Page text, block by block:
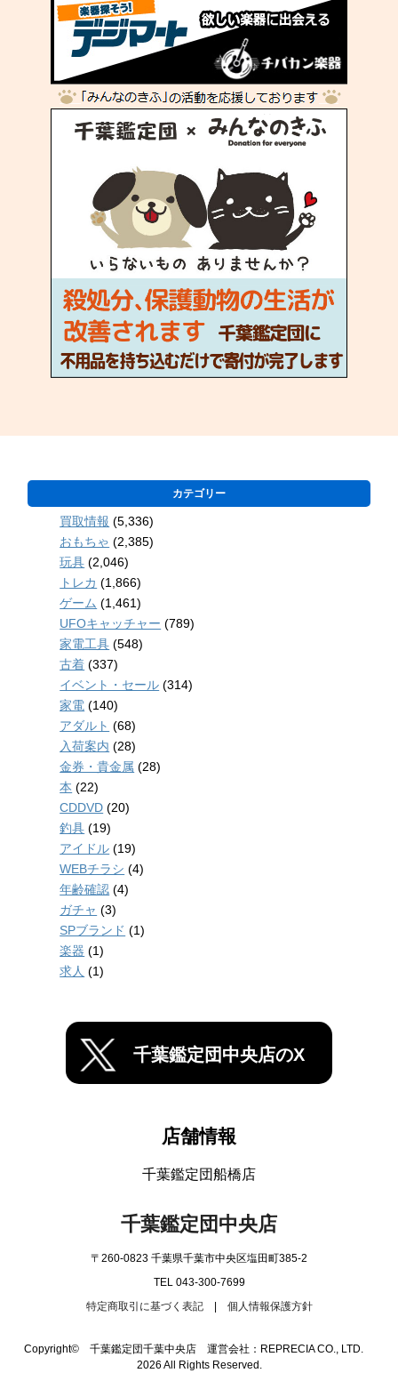
カテゴリー
買取情報 (5,336)
おもちゃ (2,385)
玩具 (2,046)
トレカ (1,866)
ゲーム (1,461)
UFOキャッチャー (789)
家電工具 (548)
古着 (337)
イベント・セール (314)
家電 (140)
アダルト (68)
入荷案内 (28)
金券・貴金属 (28)
本 (22)
CDDVD (20)
釣具 (19)
アイドル (19)
WEBチラシ (4)
年齢確認 (4)
ガチャ (3)
SPブランド (1)
楽器 (1)
求人 (1)
千葉鑑定団中央店のX
店舗情報
千葉鑑定団船橋店
千葉鑑定団中央店
〒260-0823 千葉県千葉市中央区塩田町385-2
TEL 043-300-7699
特定商取引に基づく表記| 個人情報保護方針
Copyright© 千葉鑑定団千葉中央店 運営会社：REPRECIA CO., LTD.
2026 All Rights Reserved.